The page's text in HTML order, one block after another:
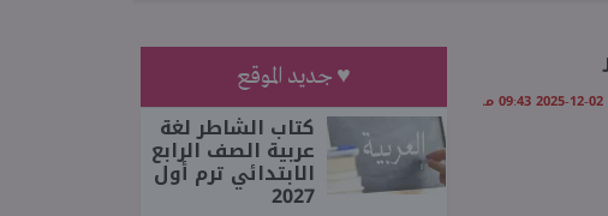
♥ جديد الموقع
كتاب الشاطر لغة
عربية الصف الرابع
الابتدائي ترم أول
2027